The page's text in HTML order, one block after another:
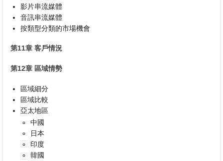
影片串流媒體
音訊串流媒體
按類型分類的市場機會
第11章 客戶情況
第12章 區域情勢
區域細分
區域比較
亞太地區
中國
日本
印度
韓國